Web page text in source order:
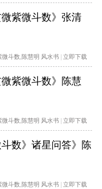
微紫微斗数》张清
微斗数, 陈慧明 风水书 立即下载
微紫微斗数》陈慧
微斗数, 陈慧明 风水书 立即下载
数》诸星问答》陈
微斗数, 陈慧明 风水书 立即下载